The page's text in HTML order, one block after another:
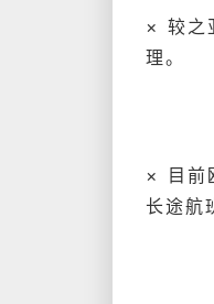
× 较之
理。
× 目前
长途航